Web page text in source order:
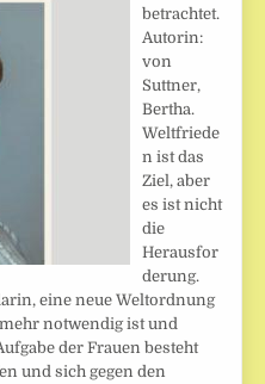
betrachtet.
Autorin:
von
Suttner,
Bertha.
Weltfriede
n ist das
Ziel, aber
es ist nicht
die
Herausfor
derung.
eine neue Weltordnung
notwendig ist und
der Frauen besteht
und sich gegen den